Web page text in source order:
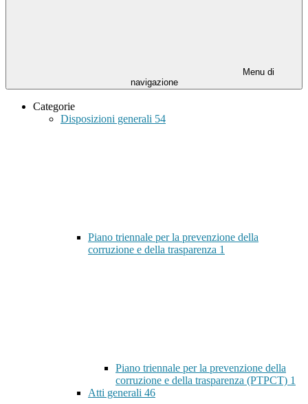
Menu di
navigazione
Categorie
Disposizioni generali 54
Piano triennale per la prevenzione della
corruzione e della trasparenza 1
Piano triennale per la prevenzione della
corruzione e della trasparenza (PTPCT) 1
Atti generali 46